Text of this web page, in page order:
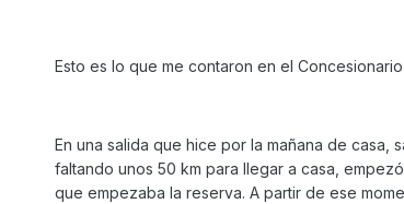
Esto es lo que me contaron en el
En una salida que hice por la mañana de
faltando unos 50 km para llegar a casa,
que empezaba la reserva. A partir de ese